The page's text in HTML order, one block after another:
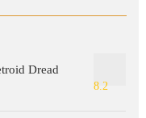
Dread
8.2